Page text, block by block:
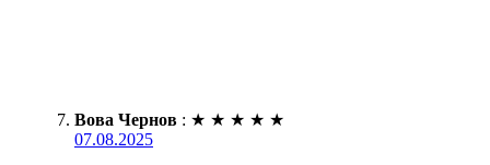
Вова Чернов : ★ ★ ★ ★ ★
07.08.2025